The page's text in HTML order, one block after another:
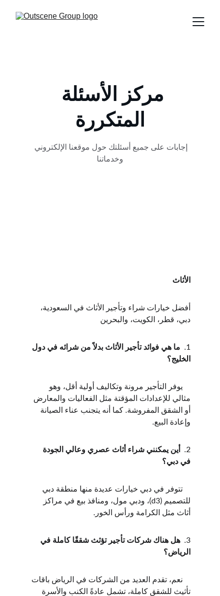
مركز الأسئلة
المتكررة
إجابات على جميع أسئلتك حول موقعنا الإلكتروني
وخدماتنا
الأثاث
أفضل خيارات شراء وتأجير الأثاث في السعودية،
دبي، قطر، الكويت، والبحرين
1.
ما هي فوائد تأجير الأثاث بدلاً من شرائه في دول
الخليج؟
    يوفر التأجير مرونة وتكاليف أولية أقل، وهو
مثالي للإعدادات المؤقتة مثل الفعاليات والمعارض
أو الشقق المفروشة. كما أنه يتجنب عناء الصيانة
وإعادة البيع.
2.
أين يمكنني شراء أثاث عصري وعالي الجودة
في دبي؟
    تتوفر في دبي خيارات عديدة منها منطقة دبي
للتصميم (d3)، ودبي مول، ومنافذ بيع في مراكز
أثاث مثل الكرامة ورأس الخور.
3.
هل هناك شركات تأجير تؤثث شققًا كاملة في
الرياض؟
    نعم، تقدم العديد من الشركات في الرياض باقات
تأثيث للشقق كاملة، تشمل عادةً الكنب والأسرة